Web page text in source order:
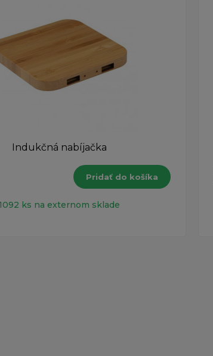
Indukčná nabíjačka
Pridať do košíka
ks na externom sklade